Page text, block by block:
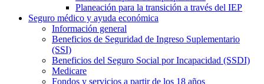
Planeación para la transición a través del IEP
Seguro médico y ayuda económica
Información general
Beneficios de Seguridad de Ingreso Suplementario
(SSI)
Beneficios del Seguro Social por Incapacidad (SSDI)
Medicare
Fondos y servicios a partir de los 18 años